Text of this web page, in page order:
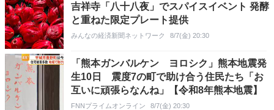
吉祥寺「八十八夜」でスパイスイベント 発酵
と重ねた限定プレート提供
みんなの経済新聞ネットワーク 8/7(金) 20:30
「熊本ガンバルケン ヨロシク」熊本地震発
生10日 震度7の町で助け合う住民たち「お
互いに頑張らなんね」【令和8年熊本地震】
FNNプライムオンライン 8/7(金) 20:30